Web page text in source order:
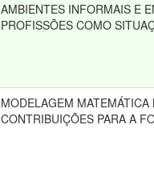
AMBIENTES INFORMAIS E
PROFISSÕES COMO
MODELAGEM
CONTRIBUIÇÕES PARA A